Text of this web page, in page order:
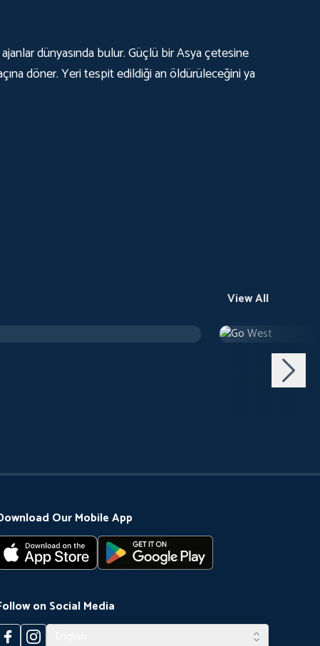
dünyasında bulur. Güçlü bir Asya çetesine
döner. Yeri tespit edildiği an öldürüleceğini ya
View All
2 m Comedy1 h 18 m
Our Mobile App
on Social Media